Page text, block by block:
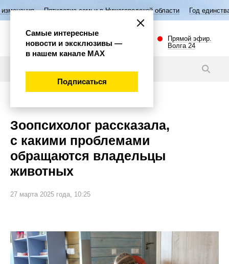
Пятилетие семьи в Нижегородской области Год единства народов
Прямой эфир.
Волга 24
Зоопсихолог рассказала,
с какими проблемами
обращаются владельцы
животных
27 марта 2025 года, 10:25
Самые интересные
новости и эксклюзивы —
в нашем канале МАХ
Подписаться